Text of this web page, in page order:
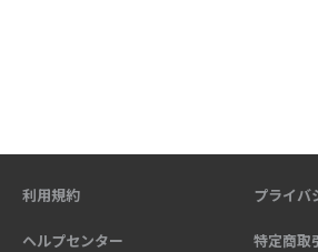
利用規約 プライバ
ヘルプセンター 特定商取